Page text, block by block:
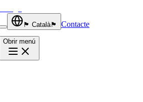
🏴 Català🏴 Contacte
Obrir menú